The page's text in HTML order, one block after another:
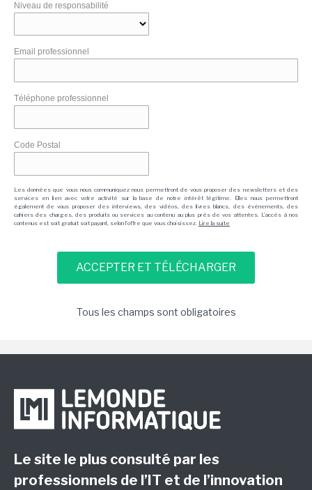
Niveau de responsabilité
Email professionnel
Téléphone professionnel
Code Postal
Les données que vous nous communiquez nous permettront de vous proposer des newsletters et des
services en lien avec votre activité sur la base de notre intérêt légitime. Elles nous permettront
également de vous proposer des interviews, des vidéos, des livres blancs, des événements, des
cahiers des charges, des produits ou services au contenu au plus près de vos attentes. L'accès à nos
contenus est soit gratuit soit payant, selon l'offre que vous choisissez. Lire la suite
Tous les champs sont obligatoires
Le site le plus consulté par les
professionnels de l’IT et de l’innovation